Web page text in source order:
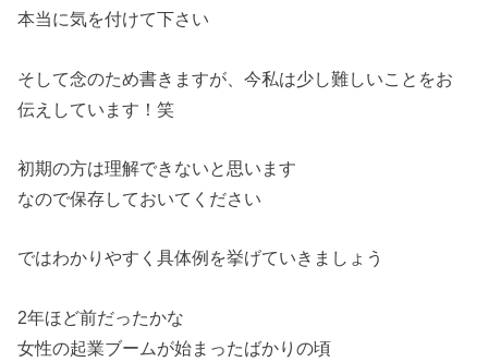
本当に気を付けて下さい
そして念のため書きますが、今私は少し難しいことをお
伝えしています！笑
初期の方は理解できないと思います
なので保存しておいてください
ではわかりやすく具体例を挙げていきましょう
2年ほど前だったかな
女性の起業ブームが始まったばかりの頃